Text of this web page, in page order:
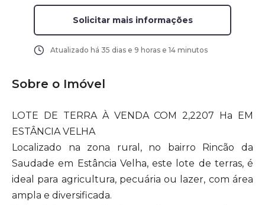
Solicitar mais informações
Atualizado há 35 dias e 9 horas e 14 minutos
Sobre o Imóvel
LOTE DE TERRA À VENDA COM 2,2207 Ha EM
ESTÂNCIA VELHA
Localizado na zona rural, no bairro Rincão da
Saudade em Estância Velha, este lote de terras, é
ideal para agricultura, pecuária ou lazer, com área
ampla e diversificada.